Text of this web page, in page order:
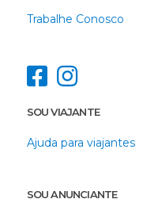
Trabalhe Conosco
SOU VIAJANTE
Ajuda para viajantes
SOU ANUNCIANTE